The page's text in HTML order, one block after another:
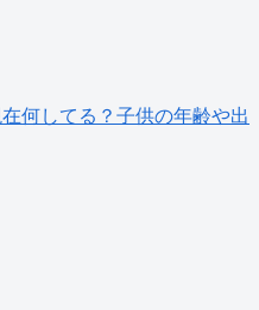
何してる？子供の年齢や出